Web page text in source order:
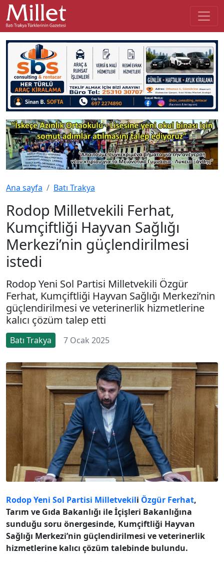
Ana sayfa Batı Trakya
Rodop Milletvekili Ferhat,
Kumçiftliği Hayvan Sağlığı
Merkezi’nin güçlendirilmesi
istedi
Rodop Yeni Sol Partisi Milletvekili Özgür
Ferhat, Kumçiftliği Hayvan Sağlığı Merkezi’nin
güçlendirilmesi ve veterinerlik hizmetlerine
kalıcı çözüm talep etti
Batı Trakya 7 Ocak 2025
RodopYeni Sol Partisi Milletvekili Özgür Ferhat,
Tarım ve Gıda Bakanlığı ile İçişleri Bakanlığına
sunduğu soru önergesinde, Kumçiftliği Hayvan
Sağlığı Merkezi’nin güçlendirilmesi ve veterinerlik
hizmetlerine kalıcı çözüm talebinde bulundu.